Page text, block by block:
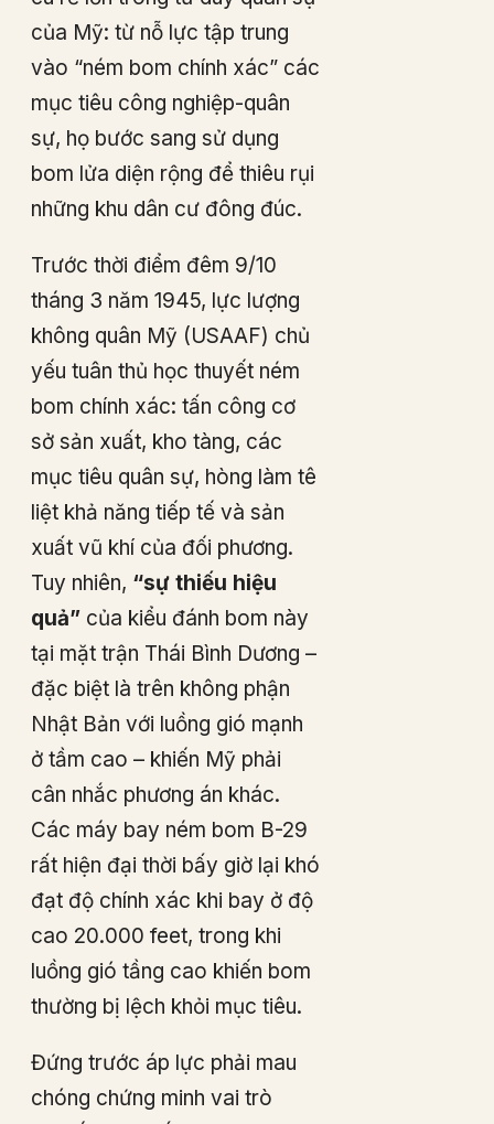
của Mỹ: từ nỗ lực tập trung
vào “ném bom chính xác” các
mục tiêu công nghiệp-quân
sự, họ bước sang sử dụng
bom lửa diện rộng để thiêu rụi
những khu dân cư đông đúc.
Trước thời điểm đêm 9/10
tháng 3 năm 1945, lực lượng
không quân Mỹ (USAAF) chủ
yếu tuân thủ học thuyết ném
bom chính xác: tấn công cơ
sở sản xuất, kho tàng, các
mục tiêu quân sự, hòng làm tê
liệt khả năng tiếp tế và sản
xuất vũ khí của đối phương.
Tuy nhiên, “sự thiếu hiệu
quả” của kiểu đánh bom này
tại mặt trận Thái Bình Dương –
đặc biệt là trên không phận
Nhật Bản với luồng gió mạnh
ở tầm cao – khiến Mỹ phải
cân nhắc phương án khác.
Các máy bay ném bom B-29
rất hiện đại thời bấy giờ lại khó
đạt độ chính xác khi bay ở độ
cao 20.000 feet, trong khi
luồng gió tầng cao khiến bom
thường bị lệch khỏi mục tiêu.
Đứng trước áp lực phải mau
chóng chứng minh vai trò